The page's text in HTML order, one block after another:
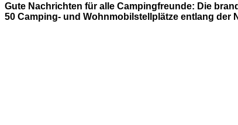
Gute Nachrichten für alle Campingfreunde: Die
50 Camping- und Wohnmobilstellplätze entlang